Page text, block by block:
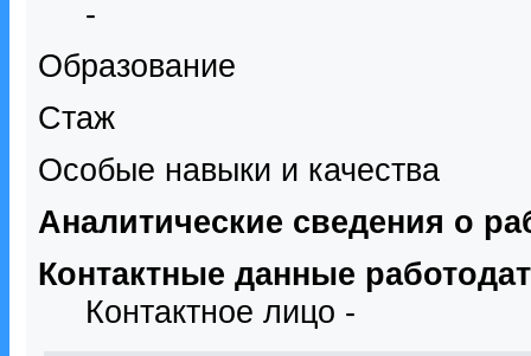
-
Образование
Стаж
Особые навыки и качества
Аналитические сведения о
Контактные данные
Контактное лицо -